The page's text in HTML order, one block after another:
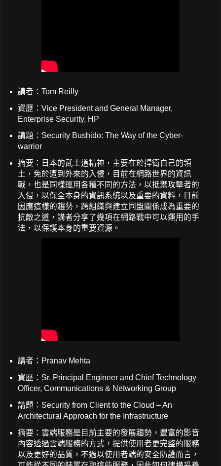
講者：Tom Reilly
資歷：Vice President and General Manager,
Enterprise Security, HP
講題：Security Bushido: The Way of the Cyber-
warrior
摘要：日本的武士道精神，主要在於捍衛自己的領
土，免於遭到外來的入侵，目前在網路世界的資訊
戰，也是同樣運用各種不同的方法，以抵禦攻擊者的
入侵，以保全本身的資訊系統以及重要的資料，目前
因應這樣的趨勢，跨組織與建立同盟關係成為重要的
抗敵之道，講者分享了幾項在網路戰中可以運用的手
法，以保護本身的重要資源。
講者：Pranav Mehta
資歷：Sr. Principal Engineer and Chief Technology
Officer, Communications & Networking Group
講題：Security from Client to the Cloud – An
Architectural Approach for the Infrastructure
摘要：雲端服務是目前主要的發展趨勢，豐富的影音
內容透過雲端服務的方式，提供使用者更完整的服務
以及更好的品質，不過以使用者端的安全防護而言，